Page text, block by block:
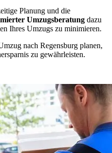
Planung und die
Umzugsberatung dazu
Ihres Umzugs zu minimieren.
nach Regensburg planen,
zu gewährleisten.